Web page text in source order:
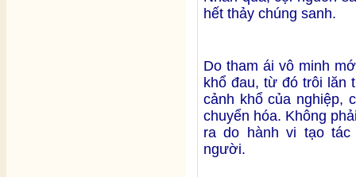
hết thảy chúng sanh.
Do tham ái vô minh
khổ đau, từ đó trôi lăn
cảnh khổ của nghiệp,
chuyển hóa. Không
ra do hành vi tạo
người.